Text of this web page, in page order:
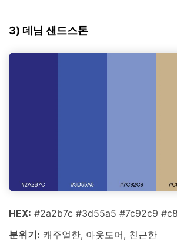
3) 데님 샌드스톤
HEX: #2a2b7c #3d55a5 #7c92c9
분위기: 캐주얼한, 아웃도어, 친근한